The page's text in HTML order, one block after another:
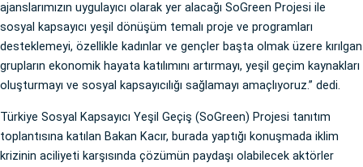
ajanslarımızın uygulayıcı olarak yer alacağı SoGreen Projesi ile
sosyal kapsayıcı yeşil dönüşüm temalı proje ve programları
desteklemeyi, özellikle kadınlar ve gençler başta olmak üzere kırılgan
grupların ekonomik hayata katılımını artırmayı, yeşil geçim kaynakları
oluşturmayı ve sosyal kapsayıcılığı sağlamayı amaçlıyoruz.” dedi.
Türkiye Sosyal Kapsayıcı Yeşil Geçiş (SoGreen) Projesi tanıtım
toplantısına katılan Bakan Kacır, burada yaptığı konuşmada iklim
krizinin aciliyeti karşısında çözümün paydaşı olabilecek aktörler